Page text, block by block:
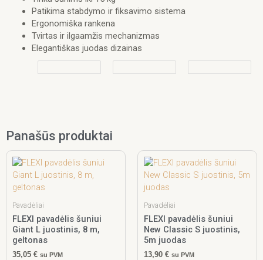
Patikima stabdymo ir fiksavimo sistema
Ergonomiška rankena
Tvirtas ir ilgaamžis mechanizmas
Elegantiškas juodas dizainas
Panašūs produktai
Pavadėliai
FLEXI pavadėlis šuniui
Giant L juostinis, 8 m,
geltonas
35,05 € su PVM
Pavadėliai
FLEXI pavadėlis šuniui
New Classic S juostinis,
5m juodas
13,90 € su PVM